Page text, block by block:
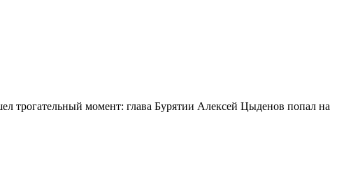
трогательный момент: глава Бурятии Алексей Цыденов попал на